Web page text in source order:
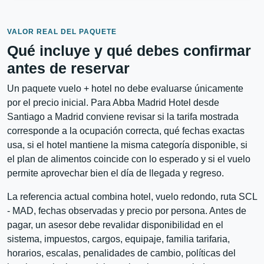
VALOR REAL DEL PAQUETE
Qué incluye y qué debes confirmar
antes de reservar
Un paquete vuelo + hotel no debe evaluarse únicamente
por el precio inicial. Para Abba Madrid Hotel desde
Santiago a Madrid conviene revisar si la tarifa mostrada
corresponde a la ocupación correcta, qué fechas exactas
usa, si el hotel mantiene la misma categoría disponible, si
el plan de alimentos coincide con lo esperado y si el vuelo
permite aprovechar bien el día de llegada y regreso.
La referencia actual combina hotel, vuelo redondo, ruta SCL
- MAD, fechas observadas y precio por persona. Antes de
pagar, un asesor debe revalidar disponibilidad en el
sistema, impuestos, cargos, equipaje, familia tarifaria,
horarios, escalas, penalidades de cambio, políticas del